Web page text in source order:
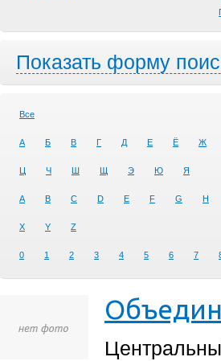
Показать форму
Все
А Б В Г Д Е Ё Ж
Ц Ч Ш Щ Э Ю Я
A B C D E F G H
X Y Z
0 1 2 3 4 5 6 7